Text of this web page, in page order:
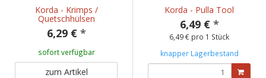
Korda - Krimps /
Quetschhülsen
6,29 € *
sofort verfügbar
zum Artikel
Korda - Pulla Tool
6,49 € *
6,49 € pro 1 Stück
knapper Lagerbestand